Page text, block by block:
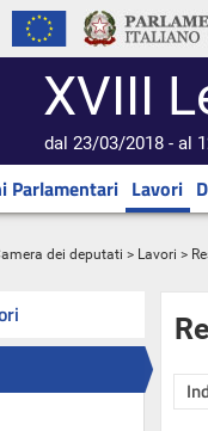
XVIII
dal 23/03/2018 - al
Parlamentari Lavori
dei deputati > Lavori >